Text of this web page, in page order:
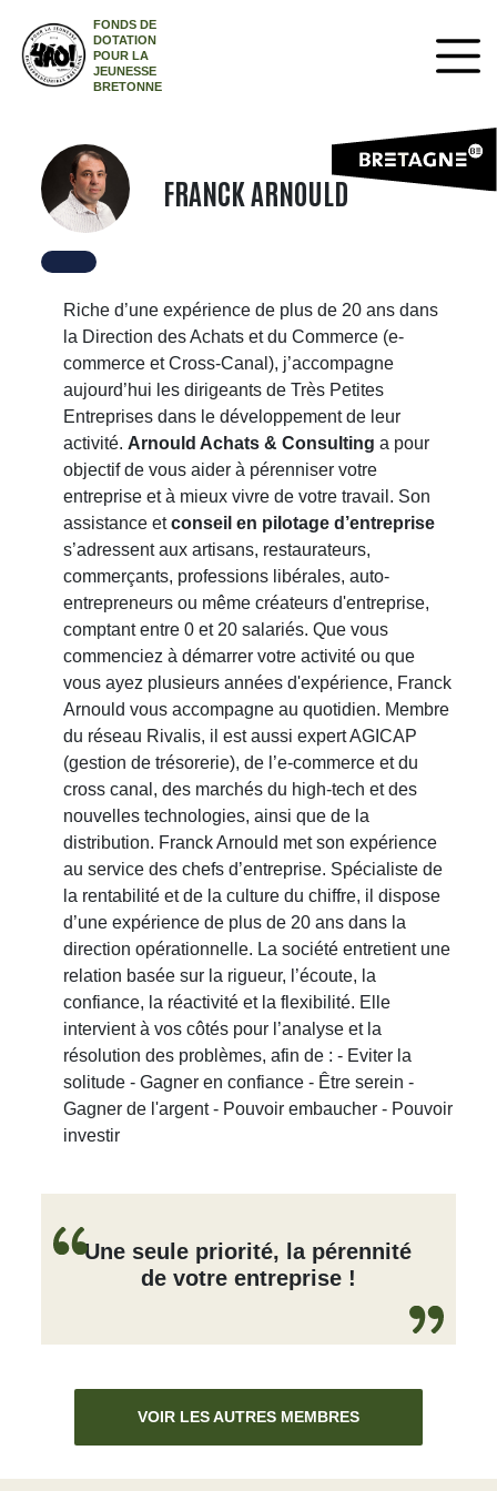
FONDS DE
DOTATION
POUR LA
JEUNESSE
BRETONNE
FRANCK ARNOULD
Riche d’une expérience de plus de 20 ans dans
la Direction des Achats et du Commerce (e-
commerce et Cross-Canal), j’accompagne
aujourd’hui les dirigeants de Très Petites
Entreprises dans le développement de leur
activité. Arnould Achats & Consulting a pour
objectif de vous aider à pérenniser votre
entreprise et à mieux vivre de votre travail. Son
assistance etconseil en pilotage d’entreprise
s’adressent aux artisans, restaurateurs,
commerçants, professions libérales, auto-
entrepreneurs ou même créateurs d'entreprise,
comptant entre 0 et 20 salariés. Que vous
commenciez à démarrer votre activité ou que
vous ayez plusieurs années d'expérience, Franck
Arnould vous accompagne au quotidien. Membre
du réseau Rivalis, il est aussi expert AGICAP
(gestion de trésorerie), de l’e-commerce et du
cross canal, des marchés du high-tech et des
nouvelles technologies, ainsi que de la
distribution. Franck Arnould met son expérience
au service des chefs d’entreprise. Spécialiste de
la rentabilité et de la culture du chiffre, il dispose
d’une expérience de plus de 20 ans dans la
direction opérationnelle. La société entretient une
relation basée sur la rigueur, l’écoute, la
confiance, la réactivité et la flexibilité. Elle
intervient à vos côtés pour l’analyse et la
résolution des problèmes, afin de : - Eviter la
solitude - Gagner en confiance - Être serein -
Gagner de l'argent - Pouvoir embaucher - Pouvoir
investir
Une seule priorité, la pérennité
de votre entreprise !
VOIR LES AUTRES MEMBRES